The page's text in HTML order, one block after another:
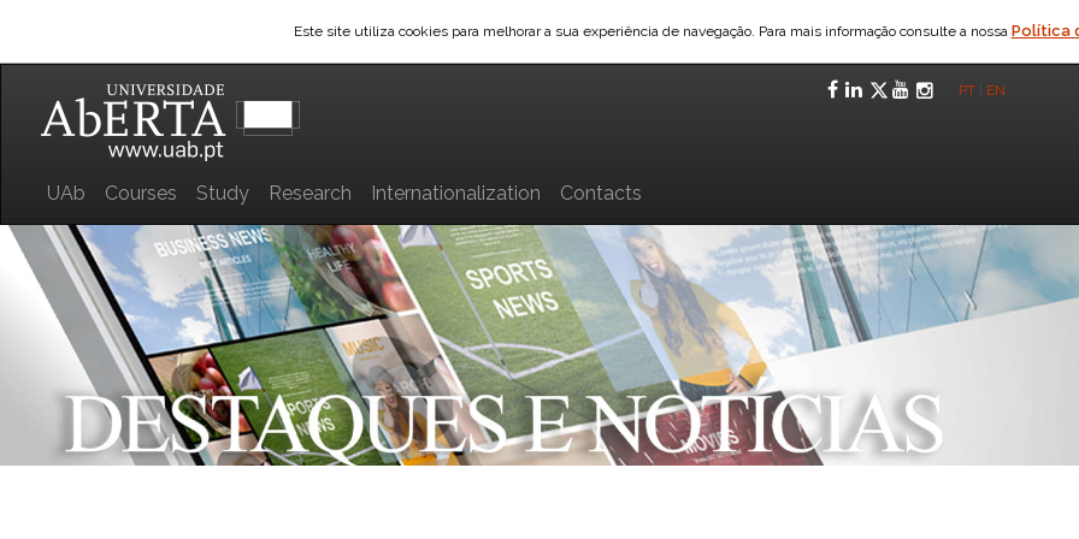
Este site utiliza cookies para melhorar a sua experiência de navegação. Para mais informação consulte a nossa Política
Facebook
LinkedIn
Twitter
YouTube
PT EN
UAb Courses Study Research Internationalization Contacts